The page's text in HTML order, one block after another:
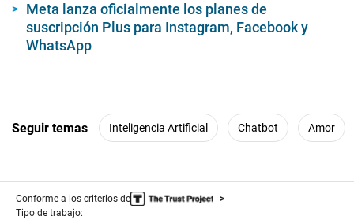
Meta lanza oficialmente los planes de
suscripción Plus para Instagram, Facebook y
WhatsApp
Seguir temas Inteligencia Artificial Chatbot Amor
Conforme a los criterios de
Tipo de trabajo: